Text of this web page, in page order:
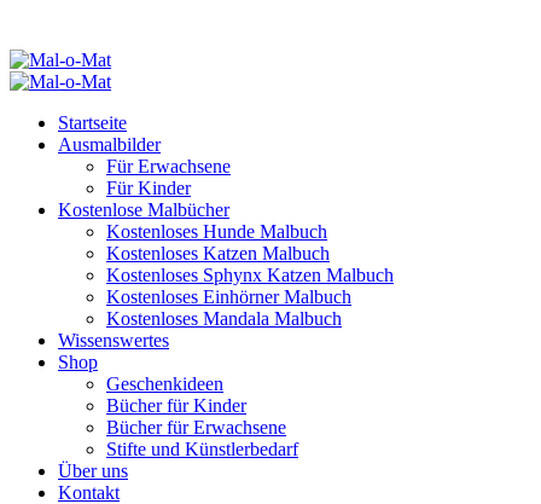
Startseite
Ausmalbilder
Für Erwachsene
Für Kinder
Kostenlose Malbücher
Kostenloses Hunde Malbuch
Kostenloses Katzen Malbuch
Kostenloses Sphynx Katzen Malbuch
Kostenloses Einhörner Malbuch
Kostenloses Mandala Malbuch
Wissenswertes
Shop
Geschenkideen
Bücher für Kinder
Bücher für Erwachsene
Stifte und Künstlerbedarf
Über uns
Kontakt